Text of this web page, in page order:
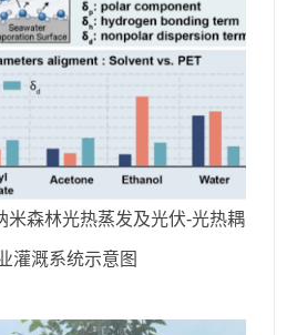
米森林光热蒸发及光伏-光热耦
灌溉系统示意图